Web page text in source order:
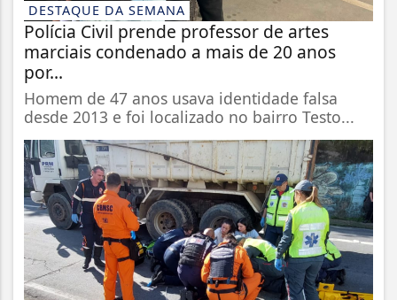
DESTAQUE DA SEMANA
Polícia Civil prende professor de artes
marciais condenado a mais de 20 anos
por...
Homem de 47 anos usava identidade falsa
desde 2013 e foi localizado no bairro Testo...